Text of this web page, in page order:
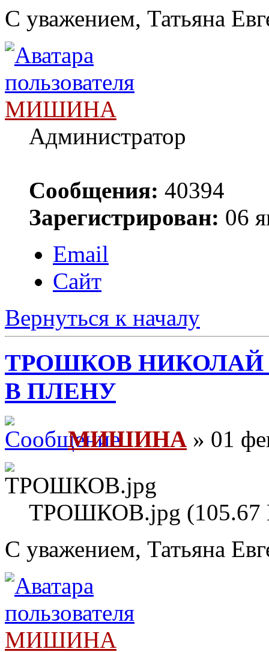
С уважением, Татьяна
МИШИНА
Администратор
Сообщения: 40394
Зарегистрирован: 06
Email
Сайт
Вернуться к началу
ТРОШКОВ НИКОЛАЙ
В ПЛЕНУ
МИШИНА » 01
ТРОШКОВ.jpg (105.67
С уважением, Татьяна
МИШИНА